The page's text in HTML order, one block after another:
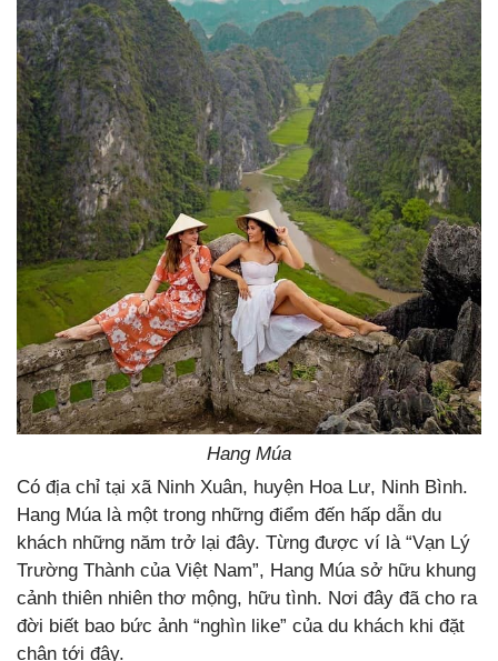
Hang Múa
Có địa chỉ tại xã Ninh Xuân, huyện Hoa Lư, Ninh Bình.
Hang Múa là một trong những điểm đến hấp dẫn du
khách những năm trở lại đây. Từng được ví là “Vạn Lý
Trường Thành của Việt Nam”, Hang Múa sở hữu khung
cảnh thiên nhiên thơ mộng, hữu tình. Nơi đây đã cho ra
đời biết bao bức ảnh “nghìn like” của du khách khi đặt
chân tới đây.